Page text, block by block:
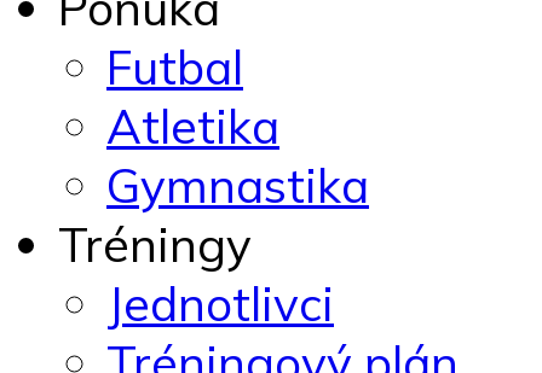
Futbal
Atletika
Gymnastika
Tréningy
Jednotlivci